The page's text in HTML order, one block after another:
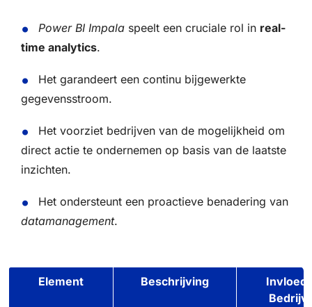
Power BI Impalaspeelt een cruciale rol in real-
time analytics.
Het garandeert een continu bijgewerkte
gegevensstroom.
Het voorziet bedrijven van de mogelijkheid om
direct actie te ondernemen op basis van de laatste
inzichten.
Het ondersteunt een proactieve benadering van
datamanagement.
Element Beschrijving
Invloed